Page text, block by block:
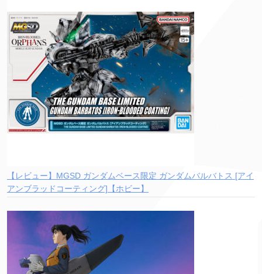
【レビュー】MGSD ガンダムベース限定 ガンダムバルバトス [アイ
アンブラッドコーティング]【ホビー】